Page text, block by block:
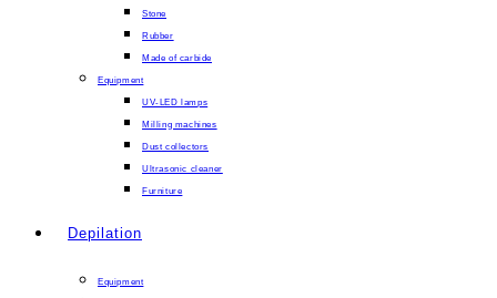
Stone
Rubber
Made of carbide
Equipment
UV-LED lamps
Milling machines
Dust collectors
Ultrasonic cleaner
Furniture
Depilation
Equipment